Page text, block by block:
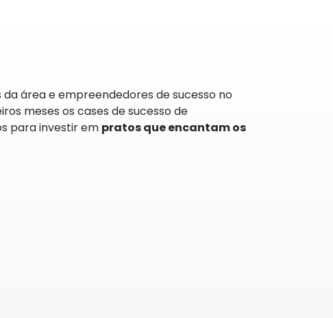
área e empreendedores de sucesso no
meses os cases de sucesso de
para investir em pratos que encantam os